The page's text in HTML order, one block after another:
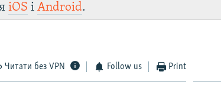
iOS іAndroid.
Читати без VPN Follow us Print